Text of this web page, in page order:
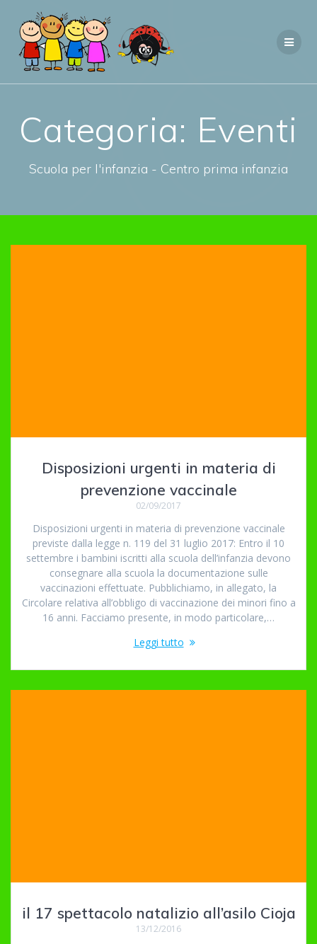
contenuto
Categoria: Eventi
Scuola per l'infanzia - Centro prima infanzia
Disposizioni urgenti in materia di
prevenzione vaccinale
02/09/2017
Disposizioni urgenti in materia di prevenzione vaccinale
previste dalla legge n. 119 del 31 luglio 2017: Entro il 10
settembre i bambini iscritti alla scuola dell’infanzia devono
consegnare alla scuola la documentazione sulle
vaccinazioni effettuate. Pubblichiamo, in allegato, la
Circolare relativa all’obbligo di vaccinazione dei minori fino a
16 anni. Facciamo presente, in modo particolare,…
Leggi tutto
il 17 spettacolo natalizio all’asilo Cioja
13/12/2016